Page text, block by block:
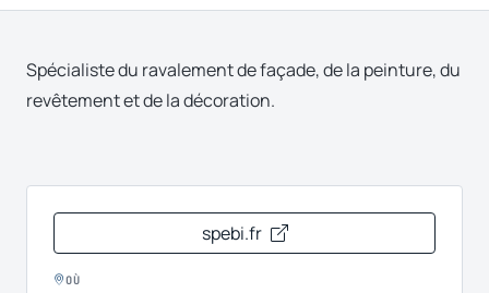
Spécialiste du ravalement de façade, de la peinture, du
revêtement et de la décoration.
spebi.fr
OÙ